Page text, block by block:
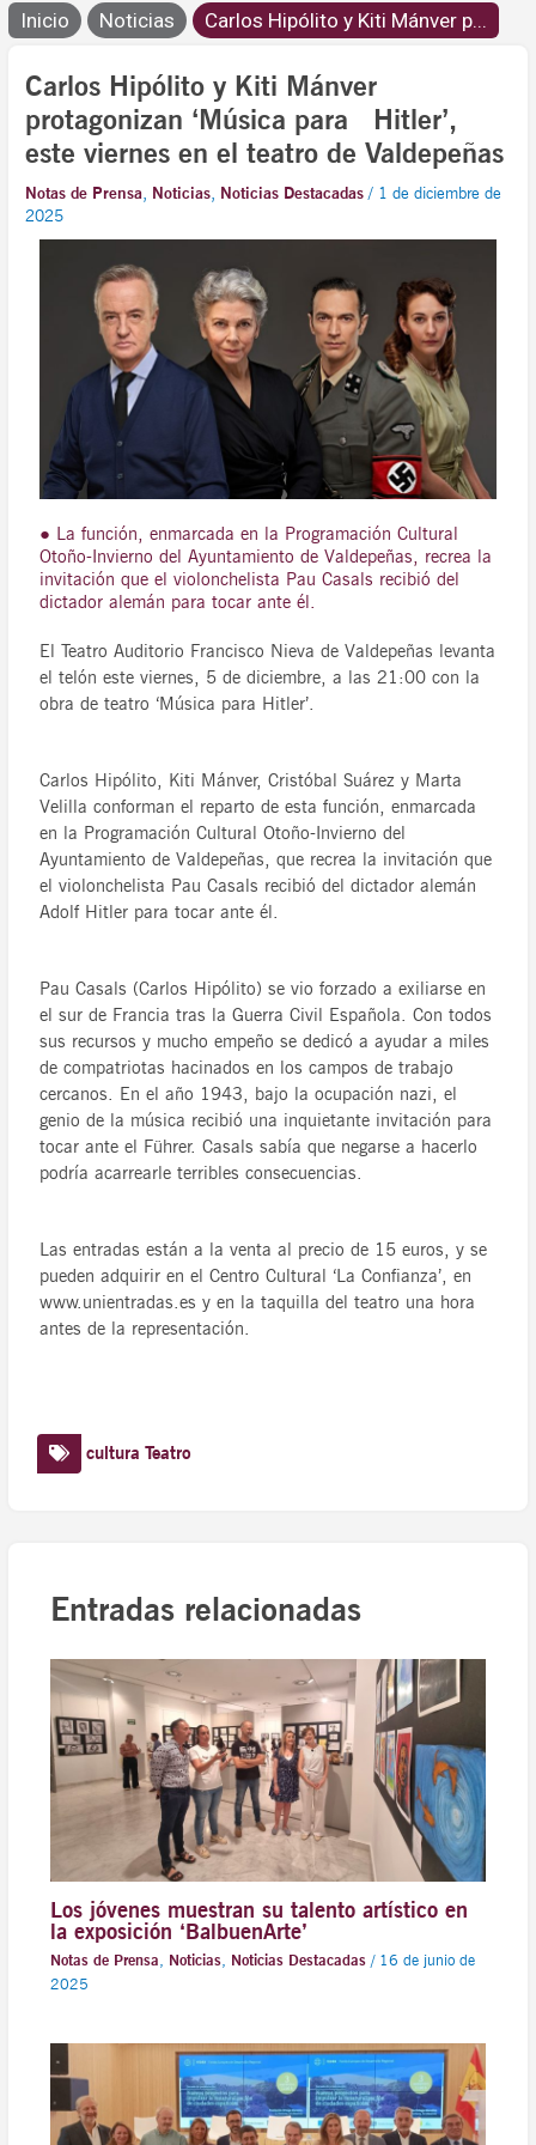
Inicio Noticias Carlos Hipólito y Kiti Mánver p...
Carlos Hipólito y Kiti Mánver
protagonizan ‘Música para Hitler’,
este viernes en el teatro de Valdepeñas
Notas de Prensa, Noticias, Noticias Destacadas / 1 de diciembre de
2025
● La función, enmarcada en la Programación Cultural
Otoño-Invierno del Ayuntamiento de Valdepeñas, recrea la
invitación que el violonchelista Pau Casals recibió del
dictador alemán para tocar ante él.
El Teatro Auditorio Francisco Nieva de Valdepeñas levanta
el telón este viernes, 5 de diciembre, a las 21:00 con la
obra de teatro ‘Música para Hitler’.
Carlos Hipólito, Kiti Mánver, Cristóbal Suárez y Marta
Velilla conforman el reparto de esta función, enmarcada
en la Programación Cultural Otoño-Invierno del
Ayuntamiento de Valdepeñas, que recrea la invitación que
el violonchelista Pau Casals recibió del dictador alemán
Adolf Hitler para tocar ante él.
Pau Casals (Carlos Hipólito) se vio forzado a exiliarse en
el sur de Francia tras la Guerra Civil Española. Con todos
sus recursos y mucho empeño se dedicó a ayudar a miles
de compatriotas hacinados en los campos de trabajo
cercanos. En el año 1943, bajo la ocupación nazi, el
genio de la música recibió una inquietante invitación para
tocar ante el Führer. Casals sabía que negarse a hacerlo
podría acarrearle terribles consecuencias.
Las entradas están a la venta al precio de 15 euros, y se
pueden adquirir en el Centro Cultural ‘La Confianza’, en
www.unientradas.es y en la taquilla del teatro una hora
antes de la representación.
cultura Teatro
Entradas relacionadas
Los jóvenes muestran su talento artístico en
la exposición ‘BalbuenArte’
Notas de Prensa, Noticias, Noticias Destacadas/ 16 de junio de
2025